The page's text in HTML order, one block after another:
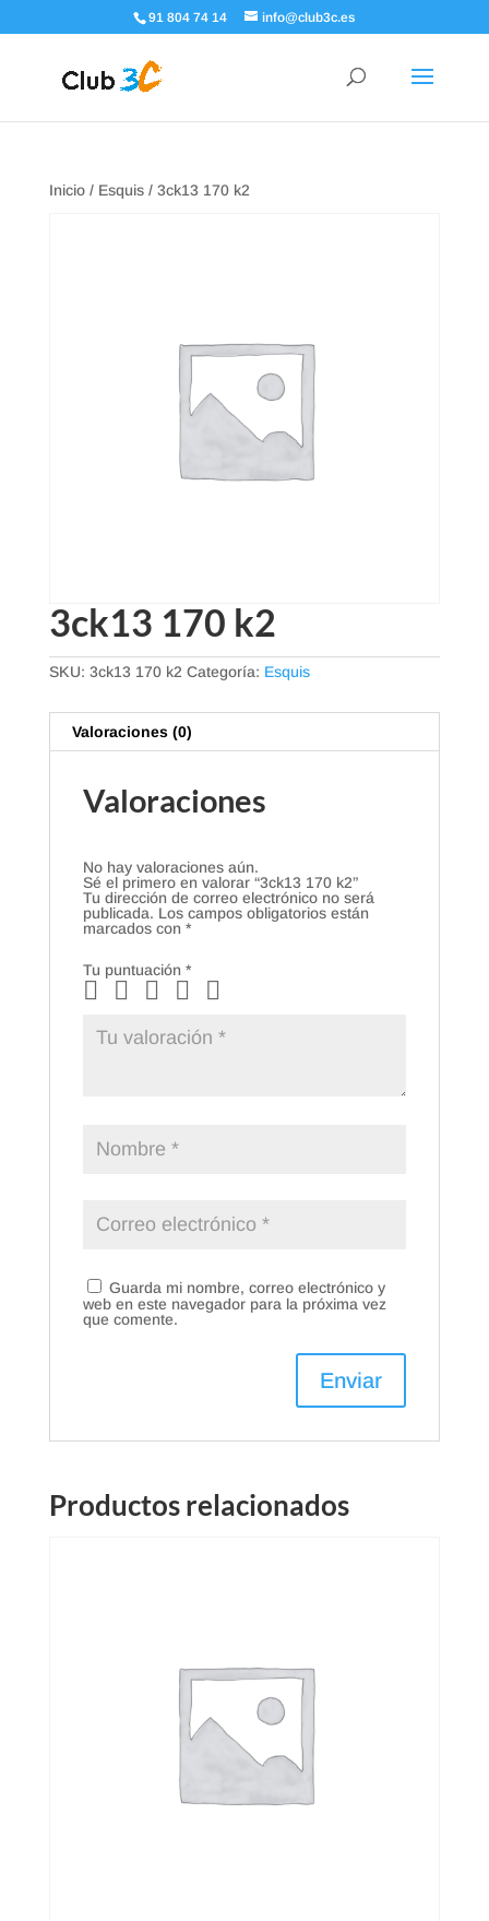
91 804 74 14 info@club3c.es
Inicio/ Esquis/ 3ck13 170 k2
3ck13 170 k2
SKU: 3ck13 170 k2 Categoría: Esquis
Valoraciones (0)
Valoraciones
No hay valoraciones aún.
Sé el primero en valorar “3ck13 170 k2”
Tu dirección de correo electrónico no será
publicada. Los campos obligatorios están
marcados con *
Tu puntuación *
Guarda mi nombre, correo electrónico y
web en este navegador para la próxima vez
que comente.
Productos relacionados